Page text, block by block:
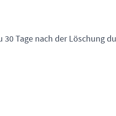
Tage nach der Löschung